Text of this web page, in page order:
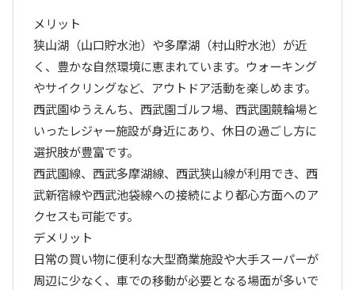
メリット
狭山湖（山口貯水池）や多摩湖（村山貯水池）が近
く、豊かな自然環境に恵まれています。ウォーキング
やサイクリングなど、アウトドア活動を楽しめます。
西武園ゆうえんち、西武園ゴルフ場、西武園競輪場と
いったレジャー施設が身近にあり、休日の過ごし方に
選択肢が豊富です。
西武園線、西武多摩湖線、西武狭山線が利用でき、西
武新宿線や西武池袋線への接続により都心方面へのア
クセスも可能です。
デメリット
日常の買い物に便利な大型商業施設や大手スーパーが
周辺に少なく、車での移動が必要となる場面が多いで